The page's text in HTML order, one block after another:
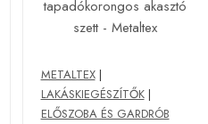
METALTEX|
LAKÁSKIEGÉSZÍTŐK|
ELŐSZOBA ÉS GARDRÓB